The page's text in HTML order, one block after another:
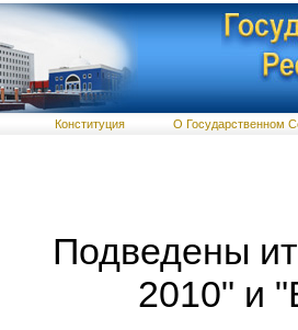
Конституция О Государственном
Подведены
2010" и